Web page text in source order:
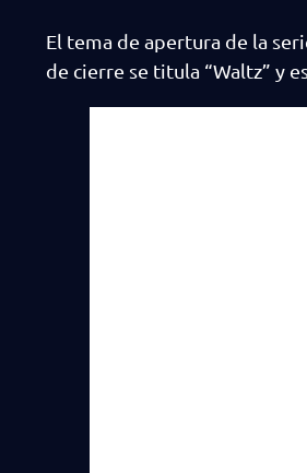
El tema de apertura de la
de cierre se titula “Waltz” y